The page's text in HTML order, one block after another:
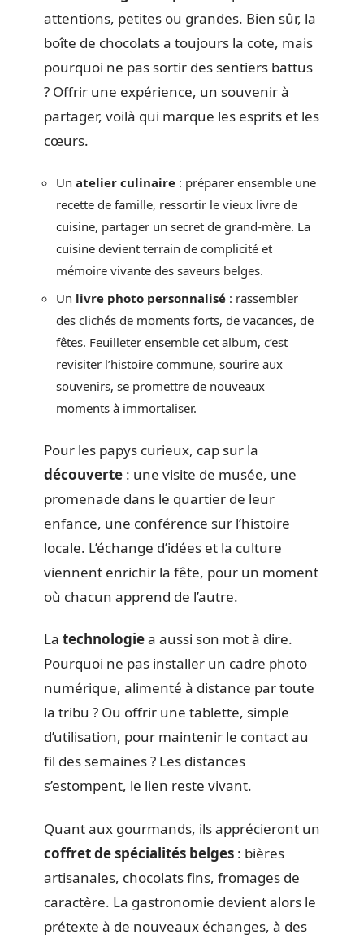
attentions, petites ou grandes. Bien sûr, la
boîte de chocolats a toujours la cote, mais
pourquoi ne pas sortir des sentiers battus
? Offrir une expérience, un souvenir à
partager, voilà qui marque les esprits et les
cœurs.
Un atelier culinaire : préparer ensemble une
recette de famille, ressortir le vieux livre de
cuisine, partager un secret de grand-mère. La
cuisine devient terrain de complicité et
mémoire vivante des saveurs belges.
Un livre photo personnalisé : rassembler
des clichés de moments forts, de vacances, de
fêtes. Feuilleter ensemble cet album, c’est
revisiter l’histoire commune, sourire aux
souvenirs, se promettre de nouveaux
moments à immortaliser.
Pour les papys curieux, cap sur la
découverte : une visite de musée, une
promenade dans le quartier de leur
enfance, une conférence sur l’histoire
locale. L’échange d’idées et la culture
viennent enrichir la fête, pour un moment
où chacun apprend de l’autre.
La technologiea aussi son mot à dire.
Pourquoi ne pas installer un cadre photo
numérique, alimenté à distance par toute
la tribu ? Ou offrir une tablette, simple
d’utilisation, pour maintenir le contact au
fil des semaines ? Les distances
s’estompent, le lien reste vivant.
Quant aux gourmands, ils apprécieront un
coffret de spécialités belges : bières
artisanales, chocolats fins, fromages de
caractère. La gastronomie devient alors le
prétexte à de nouveaux échanges, à des